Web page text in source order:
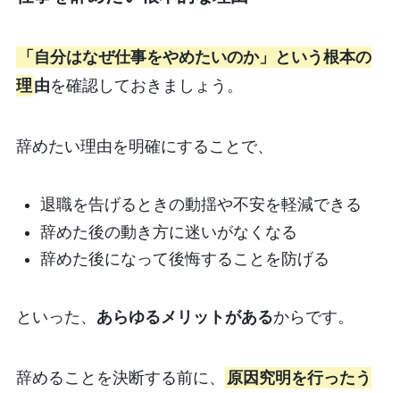
「自分はなぜ仕事をやめたいのか」という根本の
理 由を確認しておきましょう。
辞めたい理由を明確にすることで、
退職を告げるときの動揺や不安を軽減できる
辞めた後の動き方に迷いがなくなる
辞めた後になって後悔することを防げる
といった、 あらゆるメリットがあるからです。
辞めることを決断する前に、
原因究明を行ったう